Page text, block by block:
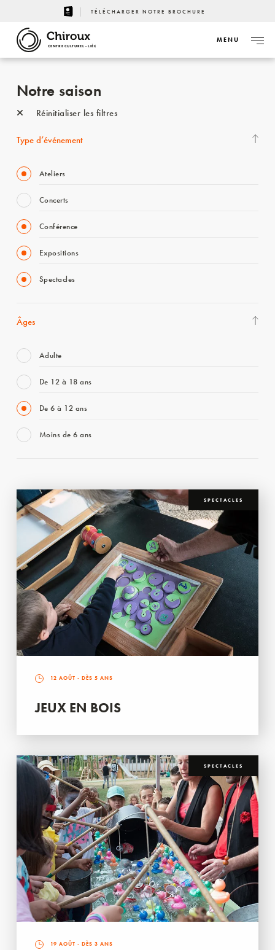
TÉLÉCHARGER NOTRE BROCHURE
CENTRE CULTUREL - LIÈGE
MENU
Notre saison
Réinitialiser les filtres
Type d’événement
Ateliers
Concerts
Conférence
Expositions
Spectacles
Âges
Adulte
De 12 à 18 ans
De 6 à 12 ans
Moins de 6 ans
SPECTACLES
12 AOÛT - DÈS 5 ANS
JEUX EN BOIS
SPECTACLES
19 AOÛT - DÈS 3 ANS